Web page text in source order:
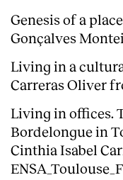
Genesis of a
Gonçalves
Living in a
Carreras Oliver
Living in offices.
Bordelongue in
Cinthia Isabel